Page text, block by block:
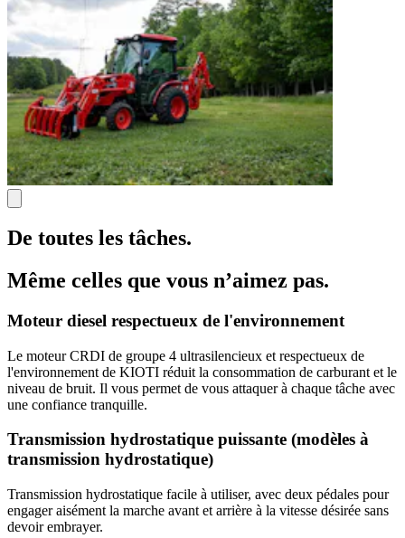
De toutes les tâches.
Même celles que vous n’aimez pas.
Moteur diesel respectueux de l'environnement
Le moteur CRDI de groupe 4 ultrasilencieux et respectueux de
l'environnement de KIOTI réduit la consommation de carburant et le
niveau de bruit. Il vous permet de vous attaquer à chaque tâche avec
une confiance tranquille.
Transmission hydrostatique puissante (modèles à
transmission hydrostatique)
Transmission hydrostatique facile à utiliser, avec deux pédales pour
engager aisément la marche avant et arrière à la vitesse désirée sans
devoir embrayer.